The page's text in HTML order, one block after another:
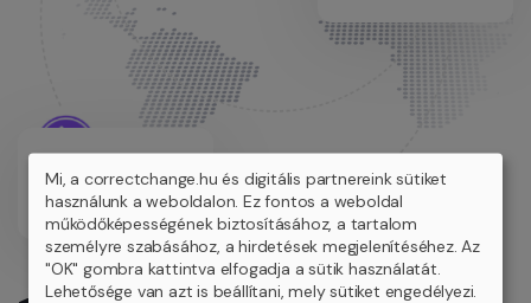
29+
Település
Mi, a correctchange.hu és digitális partnereink sütiket
használunk a weboldalon. Ez fontos a weboldal
működőképességének biztosításához, a tartalom
személyre szabásához, a hirdetések megjelenítéséhez. Az
"OK" gombra kattintva elfogadja a sütik használatát.
Lehetősége van azt is beállítani, mely sütiket engedélyezi.